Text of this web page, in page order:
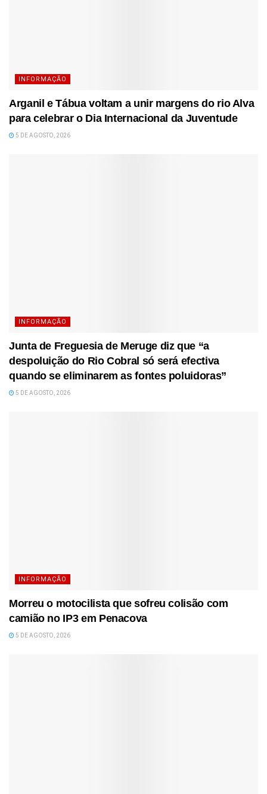
INFORMAÇÃO
Arganil e Tábua voltam a unir margens do rio Alva
para celebrar o Dia Internacional da Juventude
5 DE AGOSTO, 2026
INFORMAÇÃO
Junta de Freguesia de Meruge diz que “a
despoluição do Rio Cobral só será efectiva
quando se eliminarem as fontes poluidoras”
5 DE AGOSTO, 2026
INFORMAÇÃO
Morreu o motocilista que sofreu colisão com
camião no IP3 em Penacova
5 DE AGOSTO, 2026